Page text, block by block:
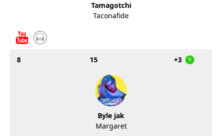
Tamagotchi
Taconafide
8 15 +3
Byle jak
Margaret